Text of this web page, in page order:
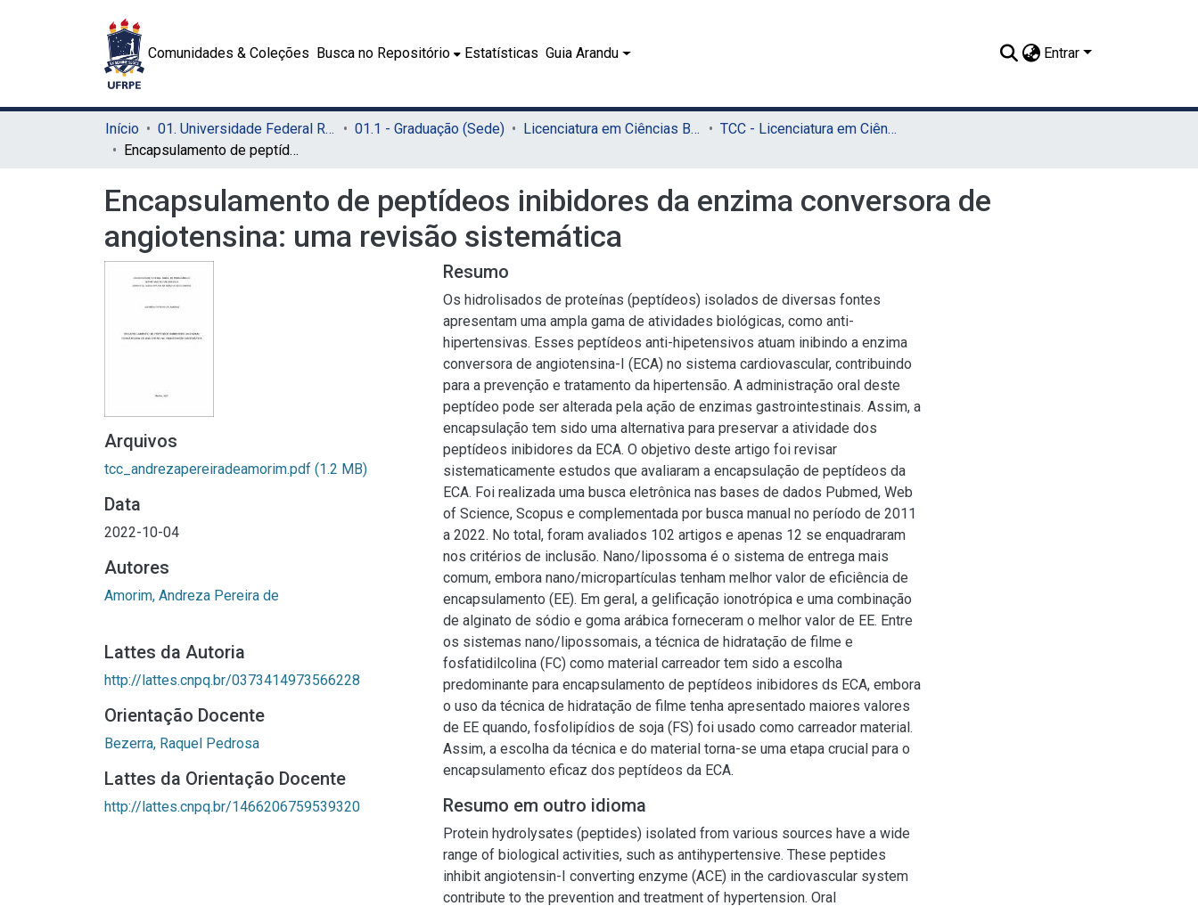
Comunidades & Coleções Busca no Repositório Estatísticas Guia Arandu Entrar
Início 01. Universidade Federal Rural de Pernambuco - UFRPE (Sede) 01.1 - Graduação (Sede) Licenciatura em Ciências Biológicas (Sede)
TCC - Licenciatura em Ciências Biológicas (Sede)
Encapsulamento de peptídeos inibidores da enzima conversora de angiotensina: uma revisão sistemática
Encapsulamento de peptídeos inibidores da enzima conversora de
angiotensina: uma revisão sistemática
Arquivos
tcc_andrezapereiradeamorim.pdf (1.2 MB)
Data
2022-10-04
Autores
Amorim, Andreza Pereira de
Lattes da Autoria
http://lattes.cnpq.br/0373414973566228
Orientação Docente
Bezerra, Raquel Pedrosa
Lattes da Orientação Docente
http://lattes.cnpq.br/1466206759539320
Resumo
Os hidrolisados de proteínas (peptídeos) isolados de diversas fontes
apresentam uma ampla gama de atividades biológicas, como anti-
hipertensivas. Esses peptídeos anti-hipetensivos atuam inibindo a enzima
conversora de angiotensina-I (ECA) no sistema cardiovascular, contribuindo
para a prevenção e tratamento da hipertensão. A administração oral deste
peptídeo pode ser alterada pela ação de enzimas gastrointestinais. Assim, a
encapsulação tem sido uma alternativa para preservar a atividade dos
peptídeos inibidores da ECA. O objetivo deste artigo foi revisar
sistematicamente estudos que avaliaram a encapsulação de peptídeos da
ECA. Foi realizada uma busca eletrônica nas bases de dados Pubmed, Web
of Science, Scopus e complementada por busca manual no período de 2011
a 2022. No total, foram avaliados 102 artigos e apenas 12 se enquadraram
nos critérios de inclusão. Nano/lipossoma é o sistema de entrega mais
comum, embora nano/micropartículas tenham melhor valor de eficiência de
encapsulamento (EE). Em geral, a gelificação ionotrópica e uma combinação
de alginato de sódio e goma arábica forneceram o melhor valor de EE. Entre
os sistemas nano/lipossomais, a técnica de hidratação de filme e
fosfatidilcolina (FC) como material carreador tem sido a escolha
predominante para encapsulamento de peptídeos inibidores ds ECA, embora
o uso da técnica de hidratação de filme tenha apresentado maiores valores
de EE quando, fosfolipídios de soja (FS) foi usado como carreador material.
Assim, a escolha da técnica e do material torna-se uma etapa crucial para o
encapsulamento eficaz dos peptídeos da ECA.
Resumo em outro idioma
Protein hydrolysates (peptides) isolated from various sources have a wide
range of biological activities, such as antihypertensive. These peptides
inhibit angiotensin-I converting enzyme (ACE) in the cardiovascular system
contribute to the prevention and treatment of hypertension. Oral